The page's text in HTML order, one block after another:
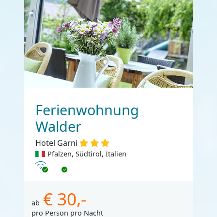
Ferienwohnung
Walder
Hotel Garni
Pfalzen, Südtirol, Italien
Internet
ab € 30,-
pro Person pro Nacht